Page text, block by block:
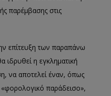
παρέμβασης στις
επίτευξη των παραπάνω
ιδρυθεί η εγκληματική
να αποτελεί έναν, όπως
παράδεισο»,